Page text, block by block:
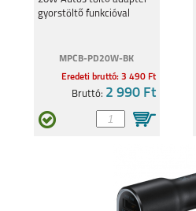
gyorstöltő funkcióval
MPCB-PD20W-BK
Eredeti bruttó: 3 490 Ft
Bruttó: 2 990 Ft